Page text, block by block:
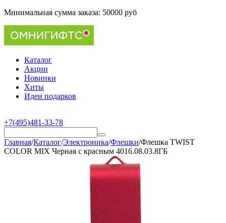
Минимальная сумма заказа: 50000 руб
Каталог
Акции
Новинки
Хиты
Идеи подарков
+7(495)481-33-78
Главная/Каталог/Электроника/Флешки/Флешка TWIST
COLOR MIX Черная с красным 4016.08.03.8ГБ